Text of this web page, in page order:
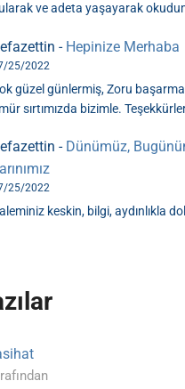
ve adeta yaşayarak
- Hepinize Merhaba
25/2022
güzel günlermiş, Zoru
sırtımızda bizimle.
- Dünümüz,
25/2022
keskin, bilgi, aydınlıkla